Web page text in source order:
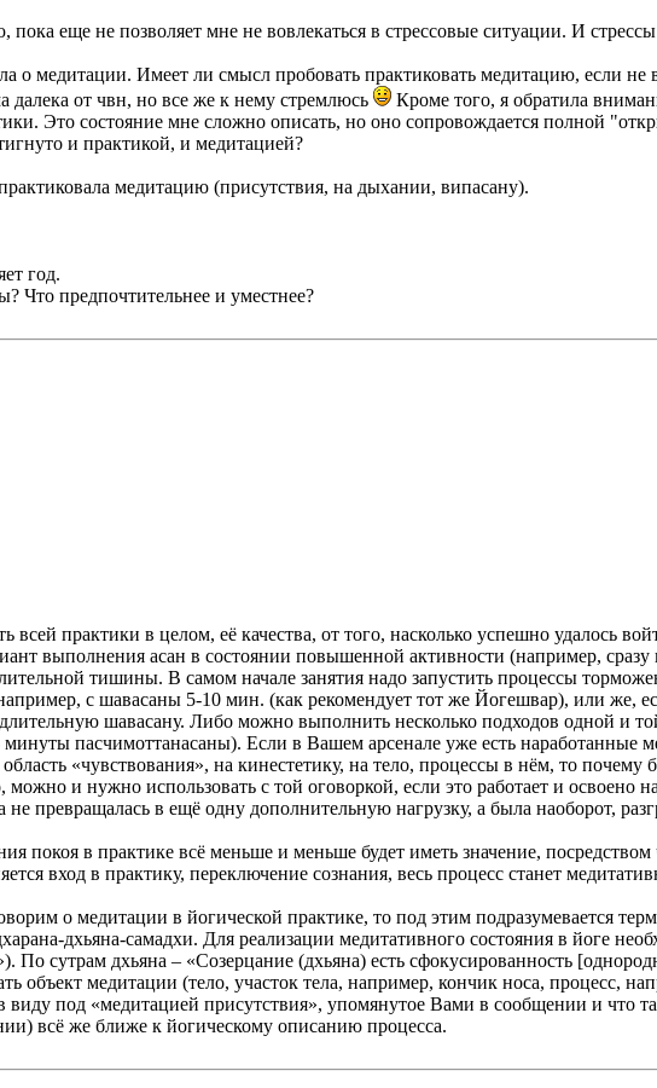
еще не позволяет мне не вовлекаться в стрессовые ситуации. И
медитации. Имеет ли смысл пробовать практиковать медитацию, если не
от чвн, но все же к нему стремлюсь
Кроме того, я обратила
Это состояние мне сложно описать, но оно сопровождается полной
и практикой, и медитацией?
медитацию (присутствия, на дыхании, випасану).
год.
Что предпочтительнее и уместнее?
практики в целом, её качества, от того, насколько успешно удалось
выполнения асан в состоянии повышенной активности (например,
тишины. В самом начале занятия надо запустить процессы
с шавасаны 5-10 мин. (как рекомендует тот же Йогешвар), или же,
шавасану. Либо можно выполнить несколько подходов одной и
пасчимоттанасаны). Если в Вашем арсенале уже есть наработанные
«чувствования», на кинестетику, на тело, процессы в нём, то
и нужно использовать с той оговоркой, если это работает и освоено
превращалась в ещё одну дополнительную нагрузку, а была наоборот,
покоя в практике всё меньше и меньше будет иметь значение,
вход в практику, переключение сознания, весь процесс станет
о медитации в йогической практике, то под этим подразумевается
дхьяна-самадхи. Для реализации медитативного состояния в йоге
По сутрам дхьяна – «Созерцание (дхьяна) есть сфокусированность
объект медитации (тело, участок тела, например, кончик носа, процесс,
виду под «медитацией присутствия», упомянутое Вами в сообщении и что
всё же ближе к йогическому описанию процесса.